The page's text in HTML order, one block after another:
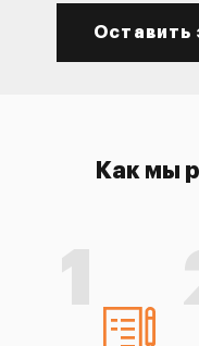
Оставить
Как мы
1